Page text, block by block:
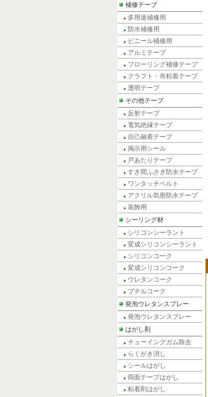
補修テープ
多用途補修用
防水補修用
ビニール補修用
アルミテープ
フローリング補修テープ
クラフト・布粘着テープ
透明テープ
その他テープ
反射テープ
電気絶縁テープ
自己融着テープ
掲示用シール
戸あたりテープ
すき間ふさぎ防水テープ
ワンタッチベルト
アクリル気密防水テープ
装飾用
シーリング材
シリコンシーラント
変成シリコンシーラント
シリコンコーク
変成シリコンコーク
ウレタンコーク
ブチルコーク
発泡ウレタンスプレー
発泡ウレタンスプレー
はがし剤
チューイングガム除去
らくがき消し
シールはがし
両面テープはがし
粘着剤はがし